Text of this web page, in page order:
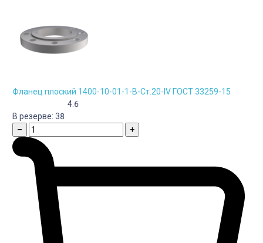
Фланец плоский 1400-10-01-1-B-Cт.20-IV ГОСТ 33259-15
4.6
В резерве: 38
–
+